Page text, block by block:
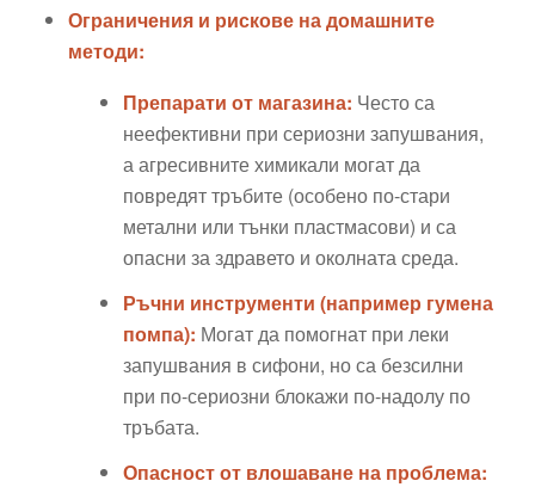
Ограничения и рискове на домашните
методи:
Препарати от магазина: Често са
неефективни при сериозни запушвания,
а агресивните химикали могат да
повредят тръбите (особено по-стари
метални или тънки пластмасови) и са
опасни за здравето и околната среда.
Ръчни инструменти (например гумена
помпа): Могат да помогнат при леки
запушвания в сифони, но са безсилни
при по-сериозни блокажи по-надолу по
тръбата.
Опасност от влошаване на проблема: